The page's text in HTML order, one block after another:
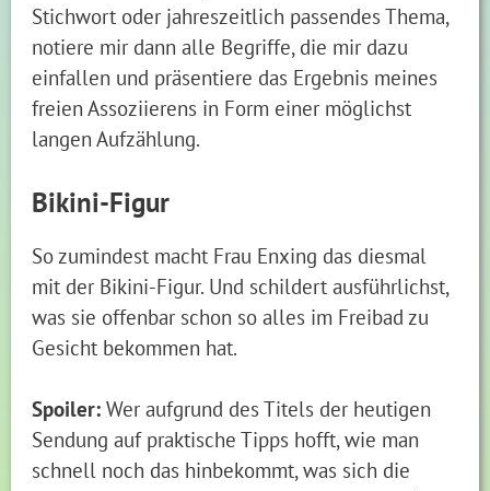
Stichwort oder jahreszeitlich passendes Thema,
notiere mir dann alle Begriffe, die mir dazu
einfallen und präsentiere das Ergebnis meines
freien Assoziierens in Form einer möglichst
langen Aufzählung.
Bikini-Figur
So zumindest macht Frau Enxing das diesmal
mit der Bikini-Figur. Und schildert ausführlichst,
was sie offenbar schon so alles im Freibad zu
Gesicht bekommen hat.
Spoiler:Wer aufgrund des Titels der heutigen
Sendung auf praktische Tipps hofft, wie man
schnell noch das hinbekommt, was sich die